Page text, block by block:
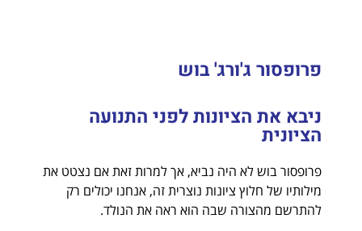
פרופסור ג'ורג' בוש
ניבא את הציונות לפני התנועה
הציונית
פרופסור בוש לא היה נביא, אך למרות זאת אם נצטט את
מילותיו של חלוץ ציונות נוצרית זה, אנחנו יכולים רק
להתרשם מהצורה שבה הוא ראה את הנולד.